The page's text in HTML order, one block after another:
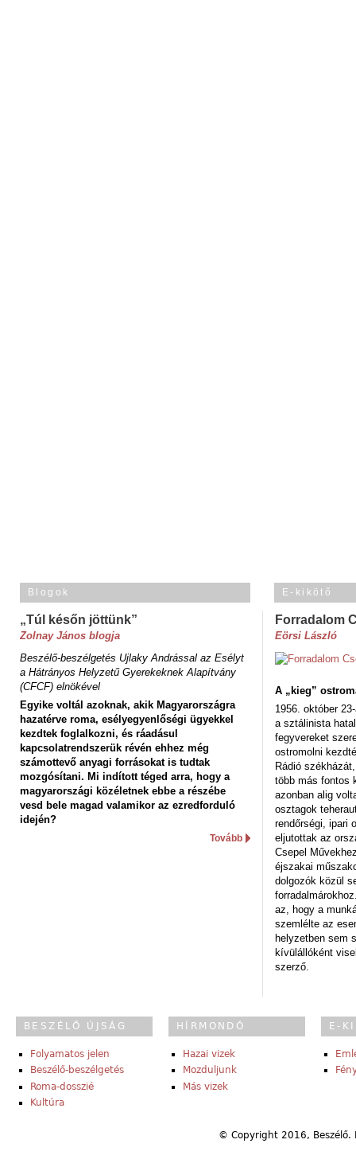
Blogok
„Túl későn jöttünk”
Zolnay János blogja
Beszélő-beszélgetés Ujlaky Andrással az Esélyt
a Hátrányos Helyzetű Gyerekeknek Alapítvány
(CFCF) elnökével
Egyike voltál azoknak, akik Magyarországra
hazatérve roma, esélyegyenlőségi ügyekkel
kezdtek foglalkozni, és ráadásul
kapcsolatrendszerük révén ehhez még
számottevő anyagi forrásokat is tudtak
mozgósítani. Mi indított téged arra, hogy a
magyarországi közéletnek ebbe a részébe
vesd bele magad valamikor az ezredforduló
idején?
Tovább
E-kikötő
Forradalom
Eörsi László
A „kieg”
1956. október
a sztálinista
fegyvereket
ostromolni
Rádió
több más fontos
azonban alig
osztagok
rendőrségi, ipari
eljutottak az
Csepel
éjszakai
dolgozók közül
az, hogy a
szemlélte az
helyzetben sem
kívülállóként
szerző.
BESZÉLŐ ÚJSÁG
Folyamatos jelen
Beszélő-beszélgetés
Roma-dosszié
Kultúra
HÍRMONDÓ
Hazai vizek
Mozduljunk
Más vizek
E-
© Copyright 2016,